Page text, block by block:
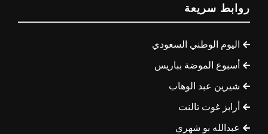
روابط سريعة
اليوم الوطني السعودي
أسبوع الموضة بباريس
شيرين عبد الوهاب
أرابز غوت تالنت
عبدالله بو شهري